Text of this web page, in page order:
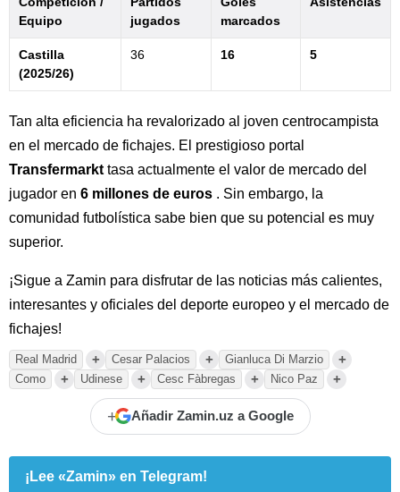
Equipo
jugados
marcados
Castilla
(2025/26)
36 16 5
Tan alta eficiencia ha revalorizado al joven centrocampista
en el mercado de fichajes. El prestigioso portal
Transfermarkt tasa actualmente el valor de mercado del
jugador en 6 millones de euros . Sin embargo, la
comunidad futbolística sabe bien que su potencial es muy
superior.
¡Sigue a Zamin para disfrutar de las noticias más calientes,
interesantes y oficiales del deporte europeo y el mercado de
fichajes!
Real Madrid + Cesar Palacios + Gianluca Di Marzio +
Como + Udinese + Cesc Fàbregas + Nico Paz +
+ Añadir Zamin.uz a Google
¡Lee «Zamin» en Telegram!